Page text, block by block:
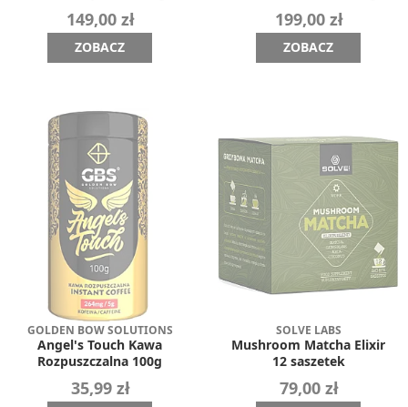
149,00 zł
ZOBACZ
199,00 zł
ZOBACZ
GOLDEN BOW SOLUTIONS
Angel's Touch Kawa
Rozpuszczalna 100g
35,99 zł
SOLVE LABS
Mushroom Matcha Elixir
12 saszetek
79,00 zł